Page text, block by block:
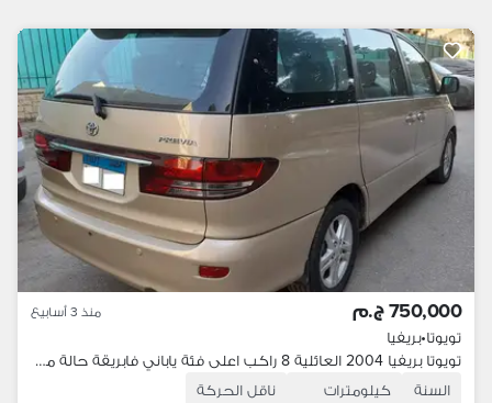
750,000 ج.م منذ 3 أسابيع
تويوتا•بريفيا
تويوتا بريفيا 2004 العائلية 8 راكب اعلى فئة ياباني فابريقة حالة مميزة
السنة
كيلومترات
ناقل الحركة